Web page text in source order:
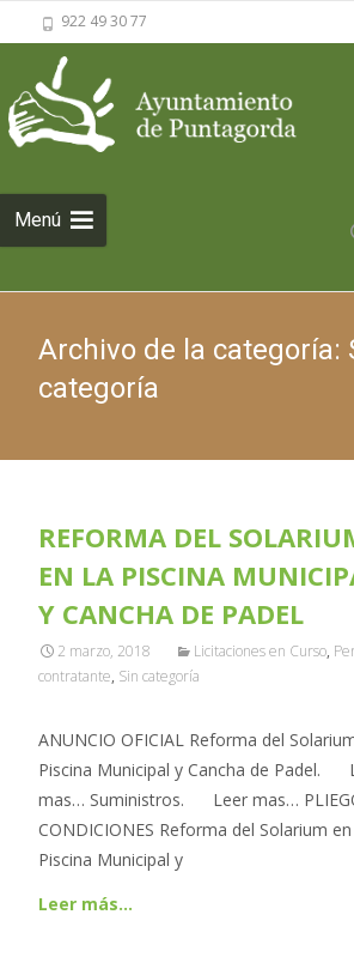
922 49 30 77
Menú
Saltar al
contenido
Archivo de la categoría:
categoría
REFORMA DEL
EN LA PISCINA
Y CANCHA DE PADEL
2 marzo, 2018 Licitaciones en Curso,
contratante, Sin categoría
ANUNCIO OFICIAL Reforma del
Piscina Municipal y Cancha de Padel.
mas… Suministros. Leer mas…
CONDICIONES Reforma del Solarium
Piscina Municipal y
Leer más…